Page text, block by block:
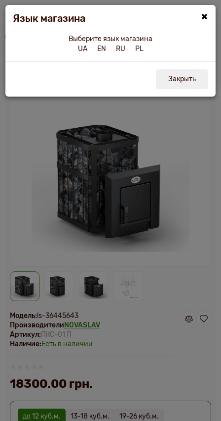
оборудование Печь для бани и сауны НОВАСЛАВ "Пруток" 12 куб.м
×
Язык магазина
Выберите язык магазина
UA
EN RU PL
Закрыть
Модель: ls-36445643
Производители NOVASLAV
Артикул: ПКС-01 П
Наличие:Есть в наличии
до 12 куб.м. 13-18 куб.м. 19-26 куб.м.
18300.00 грн.